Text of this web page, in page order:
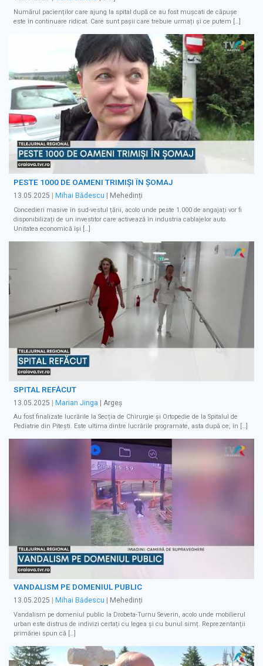
Numărul pacienților care ajung la spital după ce au fost mușcati de căpușe
este în continuare ridicat. Care sunt pașii care trebuie urmați și ce putem […]
PESTE 1000 DE OAMENI TRIMIȘI ÎN ȘOMAJ
13.05.2025 | Mihai Bădescu | Mehedinți
Concedieri masive în sud-vestul țării, acolo unde peste 1.000 de angajați vor fi
disponibilizați de un investitor care activează în industria cablajelor auto.
Unitatea economică își […]
SPITAL REFĂCUT
13.05.2025 | Marian Jinga | Argeș
Au fost finalizate lucrările la Secția de Chirurgie și Ortopedie de la Spitalul de
Pediatrie din Pitești. Este ultima dintre lucrările programate, asta după ce, în […]
VANDALISM PE DOMENIUL PUBLIC
13.05.2025 Mihai Bădescu | Mehedinți
Vandalism pe domeniul public la Drobeta-Turnu Severin, acolo unde mobilierul
urban este distrus de indivizi certați cu legea și cu bunul simț. Reprezentanții
primăriei spun că […]